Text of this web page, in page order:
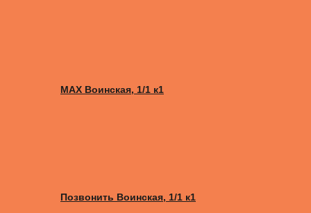
MAX Воинская, 1/1 к1
Позвонить Воинская, 1/1 к1